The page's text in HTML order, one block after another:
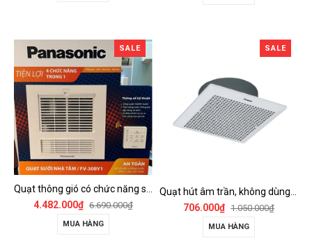
SALE
4.482.000₫ 6.690.000₫
MUA HÀNG
SALE
Quạt hút âm trần, không dùng ống dẫn Panasonic - FV-25TGU6
706.000₫ 1.050.000₫
MUA HÀNG